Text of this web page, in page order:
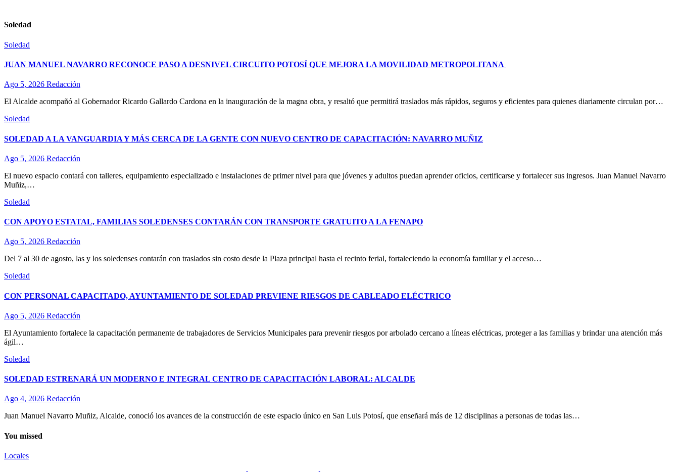
Soledad
Soledad
JUAN MANUEL NAVARRO RECONOCE PASO A DESNIVEL CIRCUITO POTOSÍ QUE MEJORA LA MOVILIDAD METROPOLITANA
Ago 5, 2026 Redacción
El Alcalde acompañó al Gobernador Ricardo Gallardo Cardona en la inauguración de la magna obra, y resaltó que permitirá traslados más rápidos, seguros y eficientes para quienes diariamente circulan por…
Soledad
SOLEDAD A LA VANGUARDIA Y MÁS CERCA DE LA GENTE CON NUEVO CENTRO DE CAPACITACIÓN: NAVARRO MUÑIZ
Ago 5, 2026 Redacción
El nuevo espacio contará con talleres, equipamiento especializado e instalaciones de primer nivel para que jóvenes y adultos puedan aprender oficios, certificarse y fortalecer sus ingresos. Juan Manuel Navarro
Muñiz,…
Soledad
CON APOYO ESTATAL, FAMILIAS SOLEDENSES CONTARÁN CON TRANSPORTE GRATUITO A LA FENAPO
Ago 5, 2026 Redacción
Del 7 al 30 de agosto, las y los soledenses contarán con traslados sin costo desde la Plaza principal hasta el recinto ferial, fortaleciendo la economía familiar y el acceso…
Soledad
CON PERSONAL CAPACITADO, AYUNTAMIENTO DE SOLEDAD PREVIENE RIESGOS DE CABLEADO ELÉCTRICO
Ago 5, 2026 Redacción
El Ayuntamiento fortalece la capacitación permanente de trabajadores de Servicios Municipales para prevenir riesgos por arbolado cercano a líneas eléctricas, proteger a las familias y brindar una atención más
ágil…
Soledad
SOLEDAD ESTRENARÁ UN MODERNO E INTEGRAL CENTRO DE CAPACITACIÓN LABORAL: ALCALDE
Ago 4, 2026 Redacción
Juan Manuel Navarro Muñiz, Alcalde, conoció los avances de la construcción de este espacio único en San Luis Potosí, que enseñará más de 12 disciplinas a personas de todas las…
You missed
Locales